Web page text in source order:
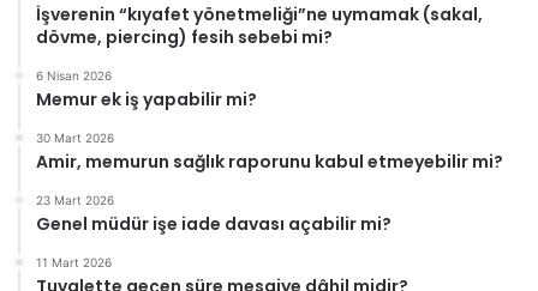
İşverenin “kıyafet yönetmeliği”ne uymamak (sakal,
dövme, piercing) fesih sebebi mi?
6 Nisan 2026
Memur ek iş yapabilir mi?
30 Mart 2026
Amir, memurun sağlık raporunu kabul etmeyebilir mi?
23 Mart 2026
Genel müdür işe iade davası açabilir mi?
11 Mart 2026